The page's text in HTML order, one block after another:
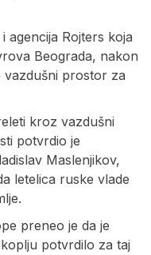
agencija Rojters koja
Beograda, nakon
vazdušni prostor za
kroz vazdušni
potvrdio je
Maslenjikov,
letelica ruske vlade
preneo je da je
potvrdilo za taj